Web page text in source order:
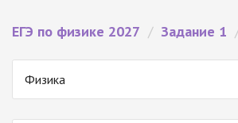
ЕГЭ по физике 2027 / Задание 1
Физика